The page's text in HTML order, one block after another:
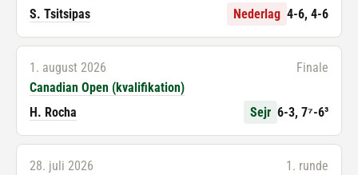
S. Tsitsipas
Nederlag 4-6, 4-6
1. august 2026
Finale
Canadian Open (kvalifikation)
H. Rocha
Sejr 6-3, 7⁷-6³
28. juli 2026
1. runde